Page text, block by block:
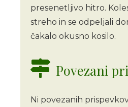
presenetljivo hitro.
streho in se odpeljali
čakalo okusno kosilo.
Povezani
Ni povezanih